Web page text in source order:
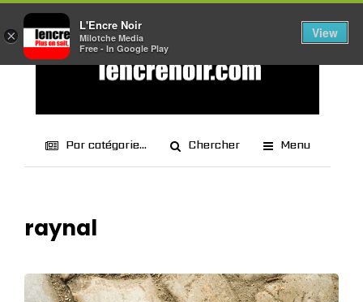
Par catégorie... Chercher Menu
raynal
×
L'Encre Noir
Milotche Media
Free - In Google Play
View